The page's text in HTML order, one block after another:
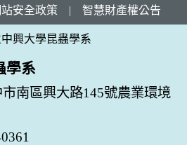
安全政策 | 智慧財產權公告
學系
南區興大路145號農業環境